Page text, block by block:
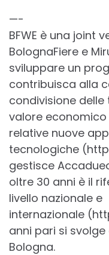
—-
BFWE è una joint
BolognaFiere e
sviluppare un
contribuisca alla
condivisione
valore economico
relative nuove
tecnologiche
gestisce
oltre 30 anni è il
livello nazionale e
internazionale
anni pari si
Bologna.